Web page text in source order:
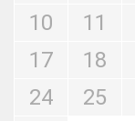
10
11
17
18
24
25